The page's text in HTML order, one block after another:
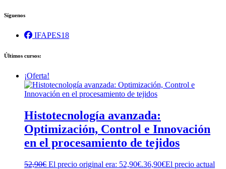
Síguenos
IFAPES18
Últimos cursos:
¡Oferta!
Histotecnología avanzada:
Optimización, Control e Innovación
en el procesamiento de tejidos
52,90€ El precio original era: 52,90€.36,90€El precio actual